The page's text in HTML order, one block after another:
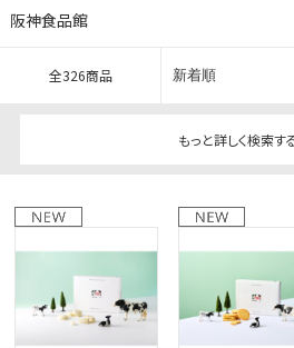
カテゴリー ブランド
閉じる
阪神食品館
全326商品
もっと詳しく検索す